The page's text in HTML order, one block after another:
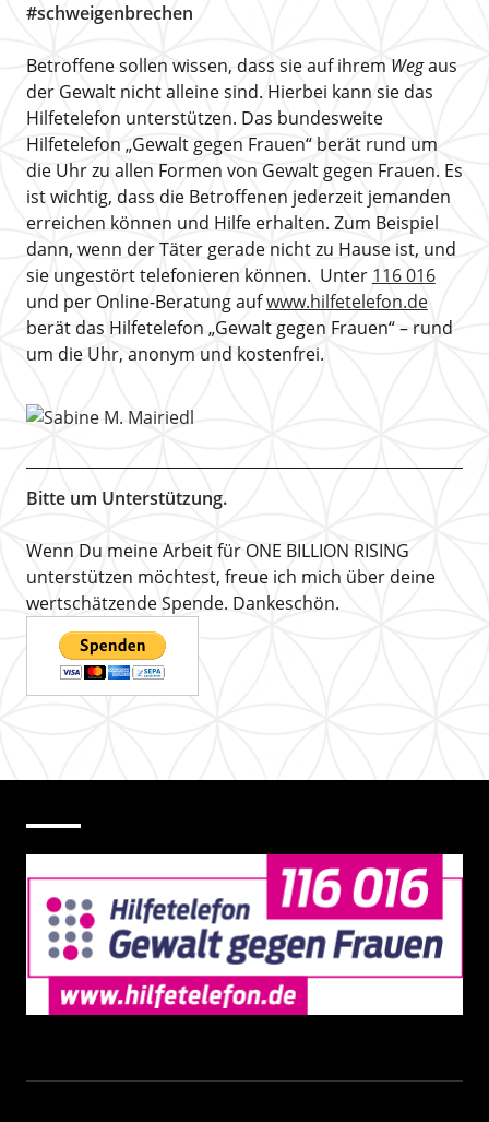
#schweigenbrechen
Betroffene sollen wissen, dass sie auf ihrem Wegaus
der Gewalt nicht alleine sind. Hierbei kann sie das
Hilfetelefon unterstützen. Das bundesweite
Hilfetelefon „Gewalt gegen Frauen“ berät rund um
die Uhr zu allen Formen von Gewalt gegen Frauen. Es
ist wichtig, dass die Betroffenen jederzeit jemanden
erreichen können und Hilfe erhalten. Zum Beispiel
dann, wenn der Täter gerade nicht zu Hause ist, und
sie ungestört telefonieren können. Unter 116 016
und per Online-Beratung aufwww.hilfetelefon.de
berät das Hilfetelefon „Gewalt gegen Frauen“ – rund
um die Uhr, anonym und kostenfrei.
Bitte um Unterstützung.
Wenn Du meine Arbeit für ONE BILLION RISING
unterstützen möchtest, freue ich mich über deine
wertschätzende Spende. Dankeschön.